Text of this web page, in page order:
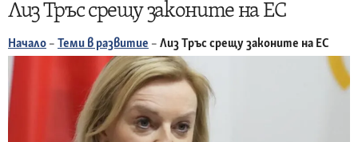
Лиз Тръс срещу законите на ЕС
Начало – Теми в развитие – Лиз Тръс срещу законите на ЕС